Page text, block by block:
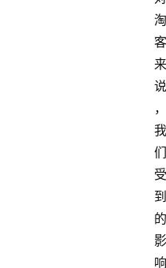
淘
客
来
说
，
我
们
受
到
的
影
响